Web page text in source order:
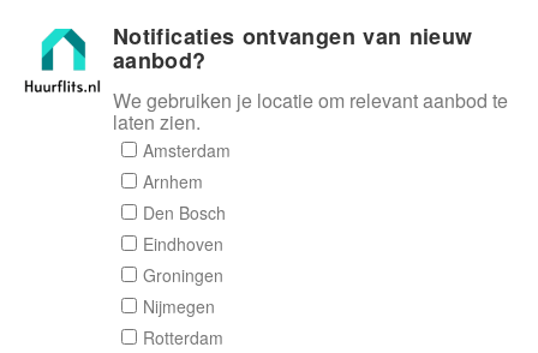
Huurflits
Reactieformulier
Huurflits
Verstuur je bericht
Notificaties ontvangen van nieuw
aanbod?
We gebruiken je locatie om relevant aanbod te
laten zien.
Amsterdam
Arnhem
Den Bosch
Eindhoven
Groningen
Nijmegen
Rotterdam